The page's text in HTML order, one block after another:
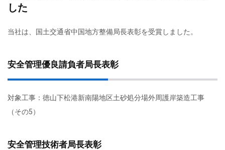
した
当社は、国土交通省中国地方整備局長表彰を受賞しました。
安全管理優良請負者局長表彰
対象工事：徳山下松港新南陽地区土砂処分場外周護岸築造工事
（その5）
安全管理技術者局長表彰